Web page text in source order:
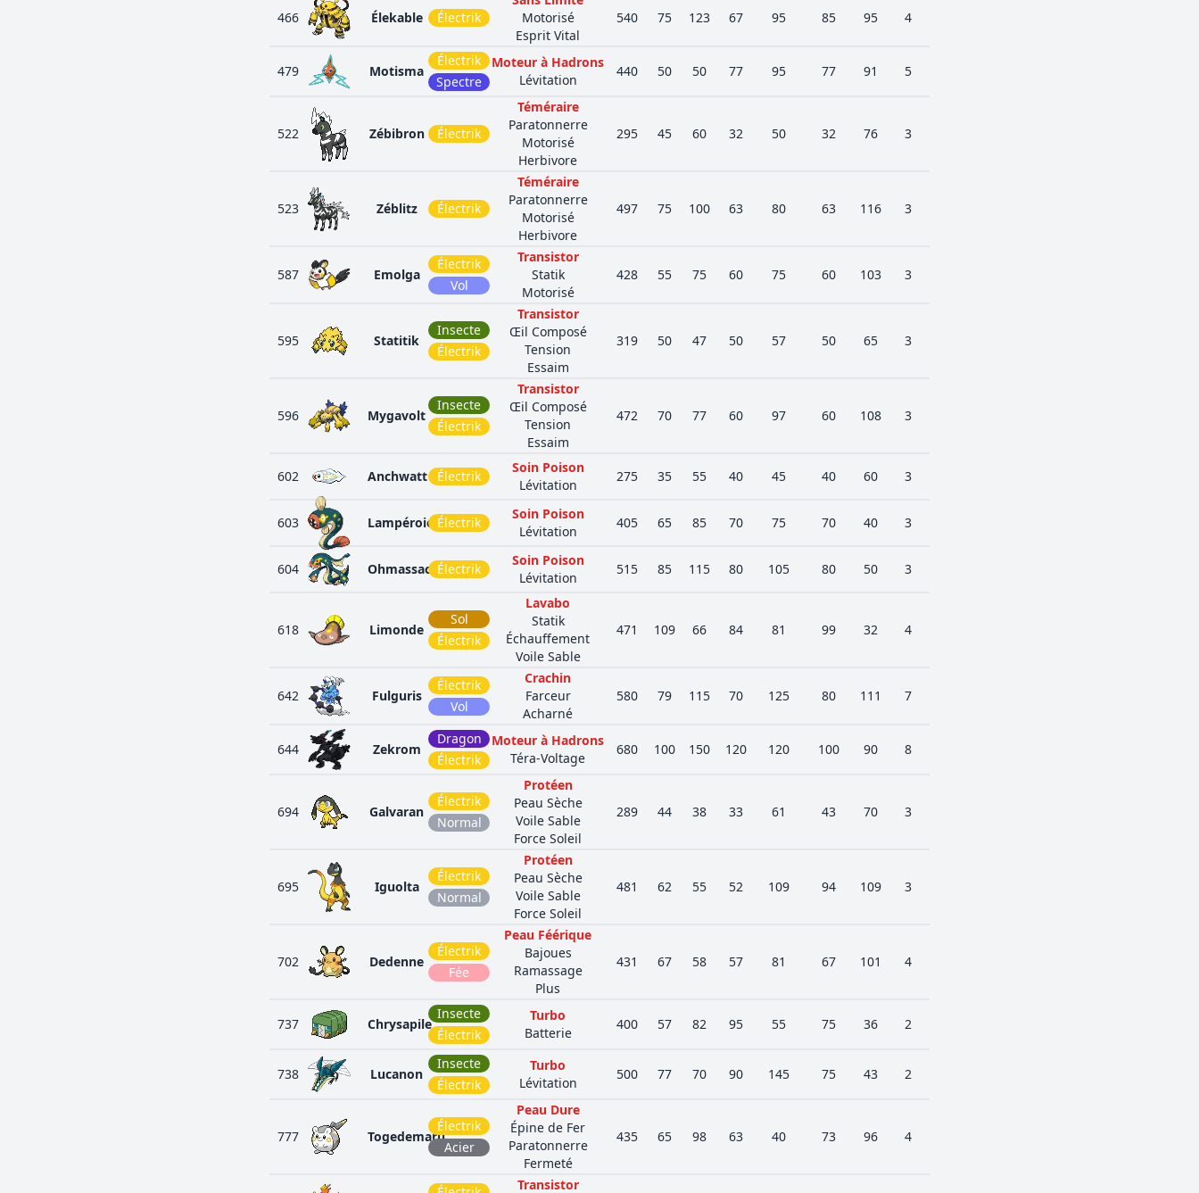
466 Élekable Électrik
Motorisé
Esprit Vital
540 75 123 67 95 85 95 4
479 Motisma
Électrik
Spectre
Moteur à Hadrons
Lévitation
440 50 50 77 95 77 91 5
522 Zébibron Électrik
Téméraire
Paratonnerre
Motorisé
Herbivore
295 45 60 32 50 32 76 3
523 Zéblitz Électrik
Téméraire
Paratonnerre
Motorisé
Herbivore
497 75 100 63 80 63 116 3
587 Emolga
Électrik
Vol
Transistor
Statik
Motorisé
428 55 75 60 75 60 103 3
595 Statitik
Insecte
Électrik
Transistor
Œil Composé
Tension
Essaim
319 50 47 50 57 50 65 3
596 Mygavolt
Insecte
Électrik
Transistor
Œil Composé
Tension
Essaim
472 70 77 60 97 60 108 3
602 Anchwatt Électrik
Soin Poison
Lévitation
275 35 55 40 45 40 60 3
603 Lampéroie Électrik
Soin Poison
Lévitation
405 65 85 70 75 70 40 3
604 OhmassacreÉlectrik
Soin Poison
Lévitation
515 85 115 80 105 80 50 3
618 Limonde
Sol
Électrik
Lavabo
Statik
Échauffement
Voile Sable
471 109 66 84 81 99 32 4
642 Fulguris
Électrik
Vol
Crachin
Farceur
Acharné
580 79 115 70 125 80 111 7
644 Zekrom
Dragon
Électrik
Moteur à Hadrons
Téra-Voltage
680 100 150 120 120 100 90 8
694 Galvaran
Électrik
Normal
Protéen
Peau Sèche
Voile Sable
Force Soleil
289 44 38 33 61 43 70 3
695 Iguolta
Électrik
Normal
Protéen
Peau Sèche
Voile Sable
Force Soleil
481 62 55 52 109 94 109 3
702 Dedenne
Électrik
Fée
Peau Féérique
Bajoues
Ramassage
Plus
431 67 58 57 81 67 101 4
737 Chrysapile
Insecte
Électrik
Turbo
Batterie
400 57 82 95 55 75 36 2
738 Lucanon
Insecte
Électrik
Turbo
Lévitation
500 77 70 90 145 75 43 2
777 Togedemaru
Électrik
Acier
Peau Dure
Épine de Fer
Paratonnerre
Fermeté
435 65 98 63 40 73 96 4
Transistor